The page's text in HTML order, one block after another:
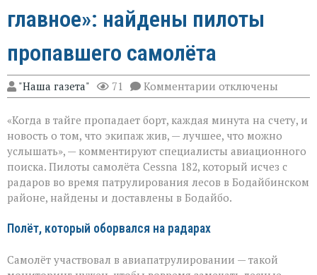
главное»: найдены пилоты
пропавшего самолёта
"Наша газета" 71 Комментарии к
записи
на
земле — это
главное»:
найдены
пилоты
пропавшего
самолёта
отключены
«Когда в тайге пропадает борт, каждая минута на счету, и
новость о том, что экипаж жив, — лучшее, что можно
услышать», — комментируют специалисты авиационного
поиска. Пилоты самолёта Cessna 182, который исчез с
радаров во время патрулирования лесов в Бодайбинском
районе, найдены и доставлены в Бодайбо.
Полёт, который оборвался на радарах
Самолёт участвовал в авиапатрулировании — такой